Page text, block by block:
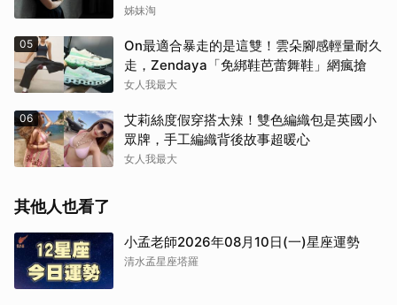
姊妹淘
05
On最適合暴走的是這雙！雲朵腳感輕量耐久
走，Zendaya「免綁鞋芭蕾舞鞋」網瘋搶
女人我最大
06
艾莉絲度假穿搭太辣！雙色編織包是英國小
眾牌，手工編織背後故事超暖心
女人我最大
其他人也看了
小孟老師2026年08月10日(一)星座運勢
清水孟星座塔羅